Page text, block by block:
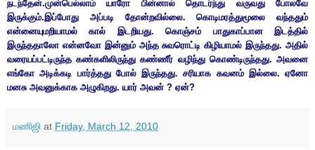
நடந்தேன்.முன்பெல்லாம் யாரோ பின்னால் தொடர்ந்து வருவது போலவே
இருக்கும்.இப்போது அப்படி தோன்றவில்லை. கொடிமரத்துமூலை வந்ததும்
என்னையுமறியாமல் கால் இடறியது. கொஞ்சம் பாதுகாப்பான இடத்தில்
இருந்ததாலோ என்னவோ இன்னும் அந்த சுவரொட்டி கிழியாமல் இருந்தது. அதில்
வரையப்பட்டிருந்த கண்களிலிருந்து கண்ணீர் வழிந்து கொண்டிருந்தது. அவனை
எங்கோ அடிக்கடி பார்த்தது போல் இருந்தது. சரியாக கவனம் இல்லை. ஏனோ
மனசு அவனுக்காக அழுகிறது. யார் அவன் ? ஏன்?
மணிஜி at Friday, March 12, 2010